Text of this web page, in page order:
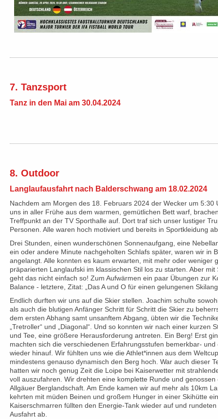
7. Tanzsport
Tanz in den Mai am 30.04.2024
8. Outdoor
Langlaufausfahrt nach Balderschwang am 18.02.2024
Nachdem am Morgen des 18. Februars 2024 der Wecker um 5:30
uns in aller Frühe aus dem warmen, gemütlichen Bett warf,
Treffpunkt an der TV Sporthalle auf. Dort traf sich unser lustiger
Personen. Alle waren hoch motiviert und bereits in Sportkleidung
Drei Stunden, einen wunderschönen Sonnenaufgang, eine
ein oder andere Minute nachgeholten Schlafs später, waren wir in
angelangt. Alle konnten es kaum erwarten, mit mehr oder weniger
präparierten Langlaufski im klassischen Stil los zu starten. Aber mit
geht das nicht einfach so! Zum Aufwärmen ein paar Übungen zur
Balance - letztere, Zitat: „Das A und O für einen gelungenen
Endlich durften wir uns auf die Skier stellen. Joachim schulte
als auch die blutigen Anfänger Schritt für Schritt die Skier zu
dem ersten Abhang samt unsanftem Abgang, übten wir die
„Tretroller“ und „Diagonal“. Und so konnten wir nach einer kurzen
und Tee, eine größere Herausforderung antreten. Ein Berg! Erst
machten sich die verschiedenen Erfahrungsstufen bemerkbar- und
wieder hinauf. Wir fühlten uns wie die Athlet*innen aus dem
mindestens genauso dynamisch den Berg hoch. War auch dieser
hatten wir noch genug Zeit die Loipe bei Kaiserwetter mit
voll auszufahren. Wir drehten eine komplette Runde und
Allgäuer Berglandschaft. Am Ende kamen wir auf mehr als 10km
kehrten mit müden Beinen und großem Hunger in einer Skihütte
Kaiserschmarren füllten den Energie-Tank wieder auf und
Ausfahrt ab.